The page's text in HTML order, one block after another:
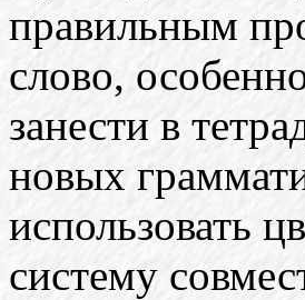
правильным
слово,
занести в
новых
использовать
систему